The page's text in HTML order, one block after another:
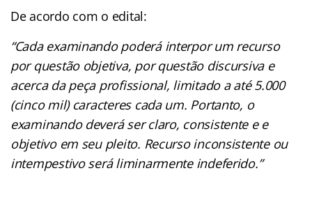
De acordo com o edital:
“Cada examinando poderá interpor um recurso
por questão objetiva, por questão discursiva e
acerca da peça profissional, limitado a até 5.000
(cinco mil) caracteres cada um. Portanto, o
examinando deverá ser claro, consistente e e
objetivo em seu pleito. Recurso inconsistente ou
intempestivo será liminarmente indeferido.”